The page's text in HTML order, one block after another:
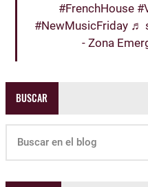
#FrenchHouse
#NewMusicFriday ♬
- Zona
BUSCAR